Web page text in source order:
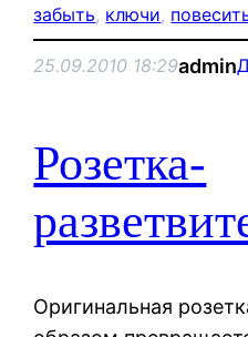
забыть, ключи,
25.09.2010 18:29admin
Розетка-
Оригинальная